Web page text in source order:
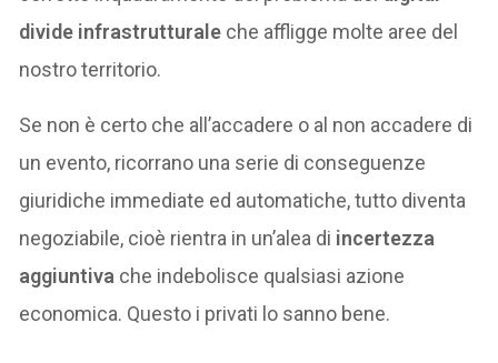
divide infrastrutturale che affligge molte aree del
nostro territorio.
Se non è certo che all’accadere o al non accadere di
un evento, ricorrano una serie di conseguenze
giuridiche immediate ed automatiche, tutto diventa
negoziabile, cioè rientra in un’alea di incertezza
aggiuntiva che indebolisce qualsiasi azione
economica. Questo i privati lo sanno bene.